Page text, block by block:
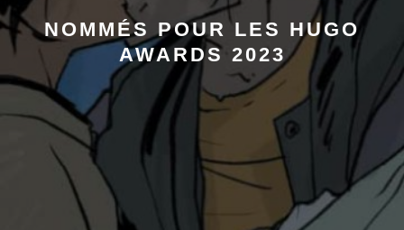
NOMMÉS POUR LES HUGO
AWARDS 2023